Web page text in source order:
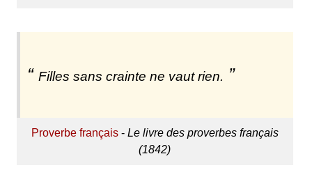
Filles sans crainte ne vaut rien.
Proverbe français- Le livre des proverbes français
(1842)